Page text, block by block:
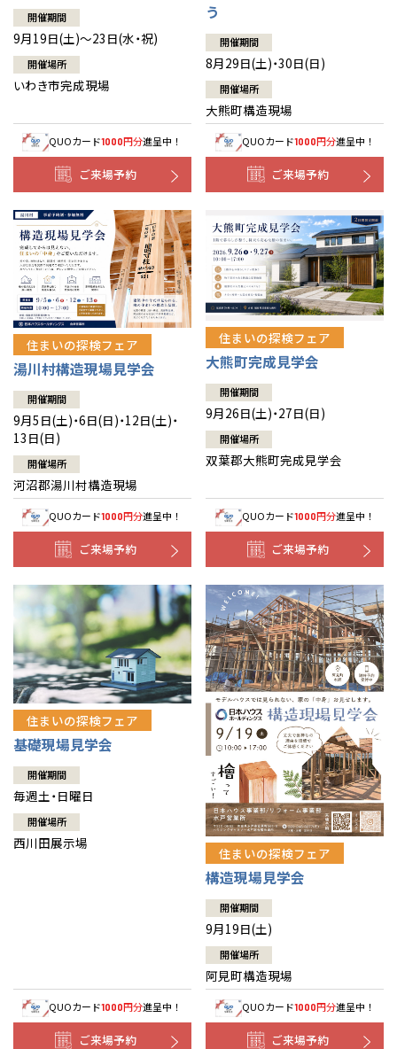
開催期間
9月19日(土)～23日(水・祝)
開催場所
いわき市完成現場
QUOカード1000円分進呈中！
ご来場予約
う
開催期間
8月29日(土)・30日(日)
開催場所
大熊町構造現場
QUOカード1000円分進呈中！
ご来場予約
住まいの探検フェア
湯川村構造現場見学会
開催期間
9月5日(土)・6日(日)・12日(土)・
13日(日)
開催場所
河沼郡湯川村構造現場
QUOカード1000円分進呈中！
ご来場予約
住まいの探検フェア
大熊町完成見学会
開催期間
9月26日(土)・27日(日)
開催場所
双葉郡大熊町完成見学会
QUOカード1000円分進呈中！
ご来場予約
住まいの探検フェア
基礎現場見学会
開催期間
毎週土・日曜日
開催場所
西川田展示場
QUOカード1000円分進呈中！
ご来場予約
住まいの探検フェア
構造現場見学会
開催期間
9月19日(土)
開催場所
阿見町構造現場
QUOカード1000円分進呈中！
ご来場予約